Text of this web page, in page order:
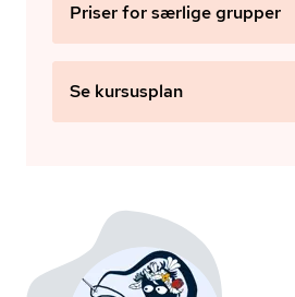
Priser for særlige grupper
Se kursusplan